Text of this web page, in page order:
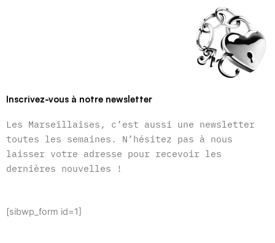
Inscrivez-vous à notre newsletter
Les Marseillaises, c’est aussi une newsletter
toutes les semaines. N’hésitez pas à nous
laisser votre adresse pour recevoir les
dernières nouvelles !
[sibwp_form id=1]